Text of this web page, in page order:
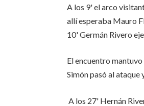
A los 9' el arco
allí esperaba Mauro
10' Germán Rivero
El encuentro
Simón pasó al ataque
A los 27' Hernán